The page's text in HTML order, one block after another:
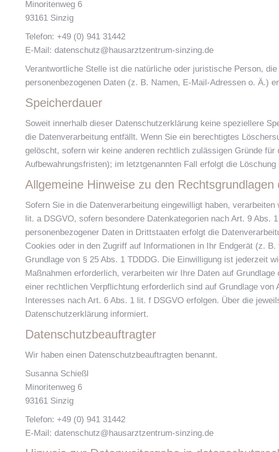
Minoritenweg 6
93161 Sinzig
Telefon: +49 (0) 941 31442
E-Mail: datenschutz@hausarztzentrum-sinzing.de
Verantwortliche Stelle ist die natürliche oder juristische Person,
personenbezogenen Daten (z. B. Namen, E-Mail-Adressen o. Ä.)
Speicherdauer
Soweit innerhalb dieser Datenschutzerklärung keine speziellere
die Datenverarbeitung entfällt. Wenn Sie ein berechtigtes
gelöscht, sofern wir keine anderen rechtlich zulässigen Gründe
Aufbewahrungsfristen); im letztgenannten Fall erfolgt die
Allgemeine Hinweise zu den
Sofern Sie in die Datenverarbeitung eingewilligt haben,
lit. a DSGVO, sofern besondere Datenkategorien nach Art. 9
personenbezogener Daten in Drittstaaten erfolgt die
Cookies oder in den Zugriff auf Informationen in Ihr Endgerät (z.
Grundlage von § 25 Abs. 1 TDDDG. Die Einwilligung ist jederzeit
Maßnahmen erforderlich, verarbeiten wir Ihre Daten auf
einer rechtlichen Verpflichtung erforderlich sind auf Grundlage
Interesses nach Art. 6 Abs. 1 lit. f DSGVO erfolgen. Über die
Datenschutzerklärung informiert.
Datenschutz­beauftragter
Wir haben einen Datenschutzbeauftragten benannt.
Susanna Schießl
Minoritenweg 6
93161 Sinzig
Telefon: +49 (0) 941 31442
E-Mail: datenschutz@hausarztzentrum-sinzing.de